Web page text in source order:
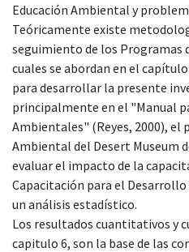
Educación Ambiental y
Teóricamente existe
seguimiento de los Programas
cuales se abordan en el
para desarrollar la presente
principalmente en el "Manual
Ambientales" (Reyes, 2000), el
Ambiental del Desert Museum
evaluar el impacto de la
Capacitación para el Desarrollo
un análisis estadístico.
Los resultados cuantitativos y
capitulo 6, son la base de las